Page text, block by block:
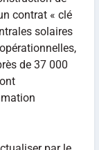
contrat « clé
solaires
de 37 000